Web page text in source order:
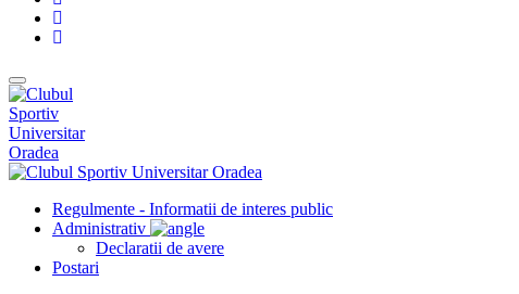
Regulmente - Informatii de interes public
Administrativ
Declaratii de avere
Postari